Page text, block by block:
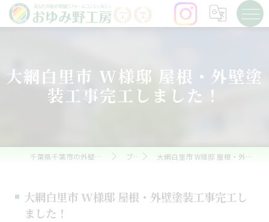
大網白里市 W様邸 屋根・外壁塗
装工事完工しました！
千葉県千葉市の外壁塗装ならおゆみ野工房 ブログ 大網白里市 W様邸 屋根・外壁塗装工事完工しました！
大網白里市 W様邸 屋根・外壁塗装工事完工し
ました！